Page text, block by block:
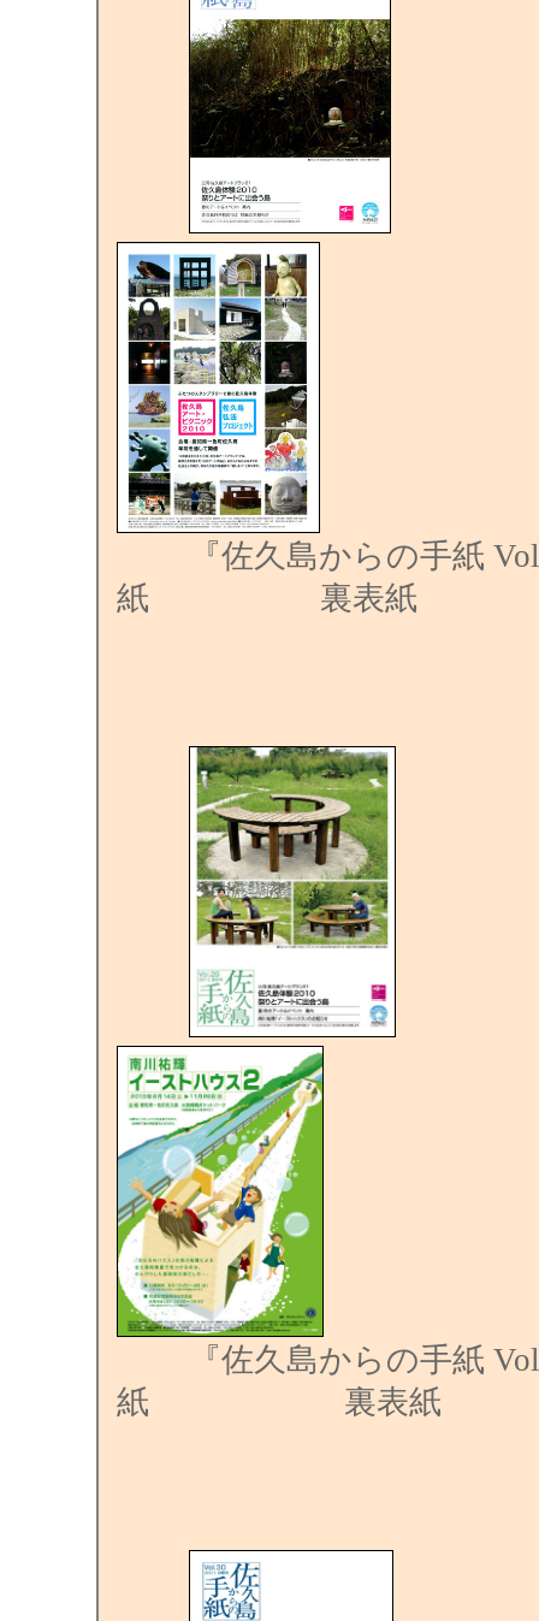
『佐久島からの手紙
紙 裏表紙
『佐久島からの手紙
紙 裏表紙